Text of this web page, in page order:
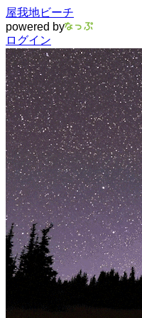
屋我地ビーチ
powered by
ログイン